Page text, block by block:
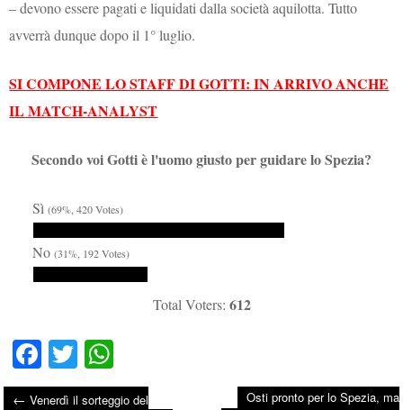
– devono essere pagati e liquidati dalla società aquilotta. Tutto
avverrà dunque dopo il 1° luglio.
SI COMPONE LO STAFF DI GOTTI: IN ARRIVO ANCHE
IL MATCH-ANALYST
Secondo voi Gotti è l'uomo giusto per guidare lo Spezia?
Sì(69%, 420 Votes)
No(31%, 192 Votes)
Total Voters: 612
Fa
ce
T
wiha
← Venerdì il sorteggio del
Osti pronto per lo Spezia, ma